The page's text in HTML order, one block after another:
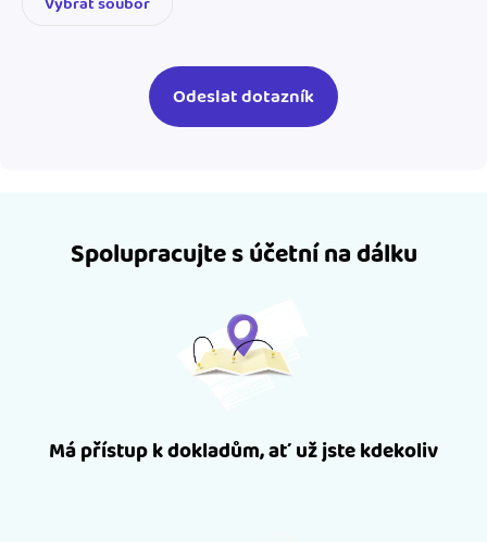
Spolupracujte s účetní na dálku
Má přístup k dokladům, ať už jste kdekoliv